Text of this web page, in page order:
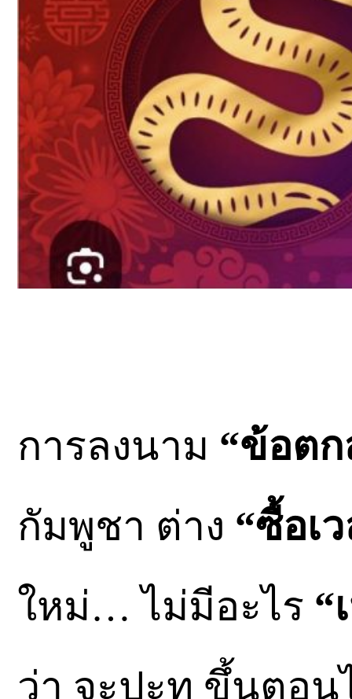
การลงนาม “ข้อตก
กัมพูชา ต่าง “ซื้อเ
ใหม่… ไม่มีอะไร “
ว่า จะปะทุ ขึ้นตอน